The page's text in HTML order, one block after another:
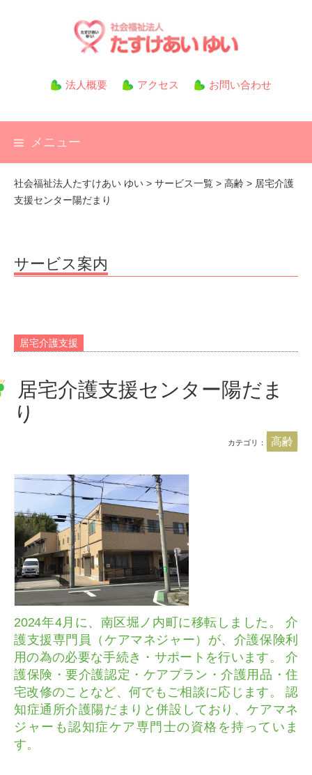
ス
法人概要 アクセス お問い合わせ
メニュー
社会福祉法人たすけあい ゆい > サービス一覧 > 高齢 > 居宅介護
支援センター陽だまり
サービス案内
居宅介護支援
居宅介護支援センター陽だま
り
カテゴリ： 高齢
2024年4月に、南区堀ノ内町に移転しました。 介
護支援専門員（ケアマネジャー）が、介護保険利
用の為の必要な手続き・サポートを行います。 介
護保険・要介護認定・ケアプラン・介護用品・住
宅改修のことなど、何でもご相談に応じます。 認
知症通所介護陽だまりと併設しており、ケアマネ
ジャーも認知症ケア専門士の資格を持っていま
す。